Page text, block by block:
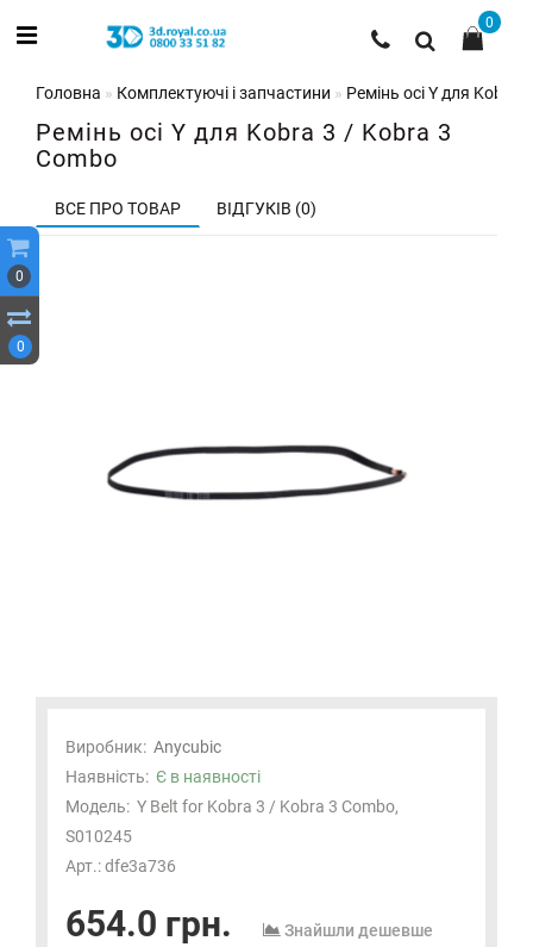
0
0
0
Головна Комплектуючі і запчастини Ремінь осі Y для Kobra
Ремінь осі Y для Kobra 3 / Kobra 3
Combo
ВСЕ ПРО ТОВАР ВІДГУКІВ (0)
Виробник: Anycubic
Наявність: Є в наявності
Модель: Y Belt for Kobra 3 / Kobra 3 Combo,
S010245
Арт.: dfe3a736
654.0 грн. Знайшли дешевше